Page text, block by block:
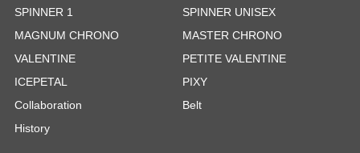
SPINNER 1
SPINNER UNISEX
MAGNUM CHRONO
MASTER CHRONO
VALENTINE
PETITE VALENTINE
ICEPETAL
PIXY
Collaboration
Belt
History